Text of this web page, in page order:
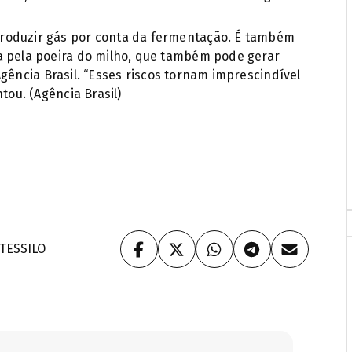
gás por conta da fermentação. É também
poeira do milho, que também pode gerar
Brasil. “Esses riscos tornam imprescindível
(Agência Brasil)
SILO